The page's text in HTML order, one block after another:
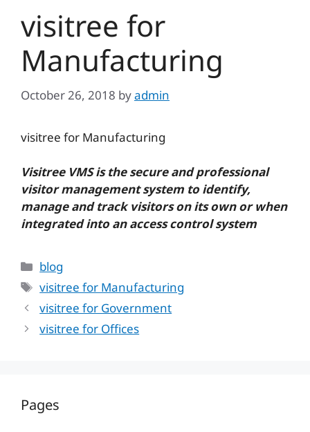
visitree for
Manufacturing
October 26, 2018byadmin
visitree for Manufacturing
Visitree VMS is the secure and professional
visitor management system to identify,
manage and track visitors on its own or when
integrated into an access control system
Categories
blog
Tags
visitree for Manufacturing
visitree for Government
visitree for Offices
Pages